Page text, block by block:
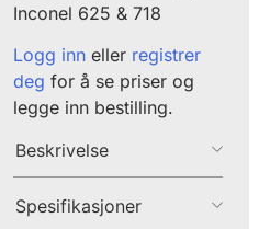
Inconel 625 & 718
Logg inn eller registrer
deg for å se priser og
legge inn bestilling.
Beskrivelse
Spesifikasjoner